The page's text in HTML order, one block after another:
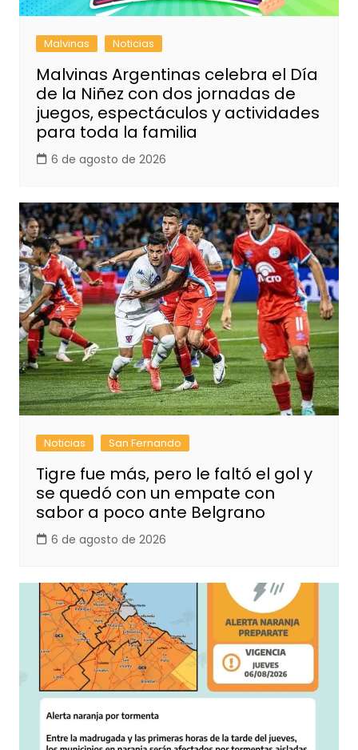
Malvinas Noticias
Malvinas Argentinas celebra el Día
de la Niñez con dos jornadas de
juegos, espectáculos y actividades
para toda la familia
6 de agosto de 2026
Noticias San Fernando
Tigre fue más, pero le faltó el gol y
se quedó con un empate con
sabor a poco ante Belgrano
6 de agosto de 2026